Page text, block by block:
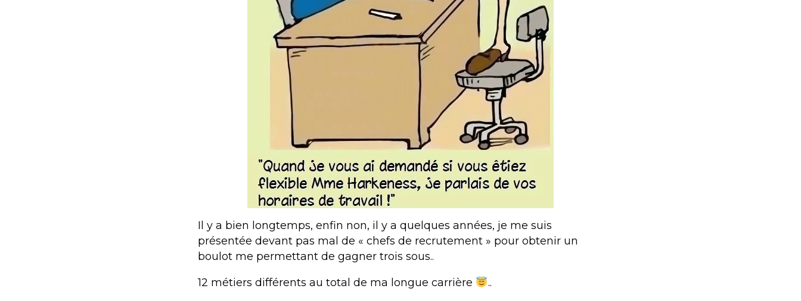
Il y a bien longtemps, enfin non, il y a quelques années, je me suis
présentée devant pas mal de « chefs de recrutement » pour obtenir un
boulot me permettant de gagner trois sous..
12 métiers différents au total de ma longue carrière
..